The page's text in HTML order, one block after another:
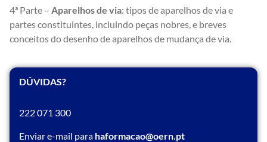
4ª Parte – Aparelhos de via: tipos de aparelhos de via e
partes constituintes, incluindo peças nobres, e breves
conceitos do desenho de aparelhos de mudança de via.
DÚVIDAS?
222 071 300
Enviar e-mail para haformacao@oern.pt